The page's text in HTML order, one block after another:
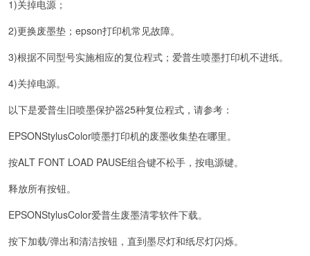
1)关掉电源；
2)更换废墨垫；epson打印机常见故障。
3)根据不同型号实施相应的复位程式；爱普生喷墨打印机不进纸。
4)关掉电源。
以下是爱普生旧喷墨保护器25种复位程式，请参考：
EPSONStylusColor喷墨打印机的废墨收集垫在哪里。
按ALT FONT LOAD PAUSE组合键不松手，按电源键。
释放所有按钮。
EPSONStylusColor爱普生废墨清零软件下载。
按下加载/弹出和清洁按钮，直到墨尽灯和纸尽灯闪烁。